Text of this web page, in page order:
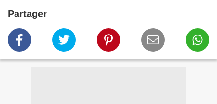
Partager